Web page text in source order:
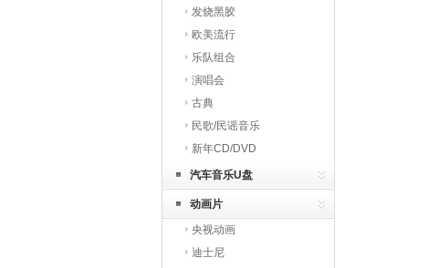
发烧黑胶
欧美流行
乐队组合
演唱会
古典
民歌/民谣音乐
新年CD/DVD
汽车音乐U盘
动画片
央视动画
迪士尼